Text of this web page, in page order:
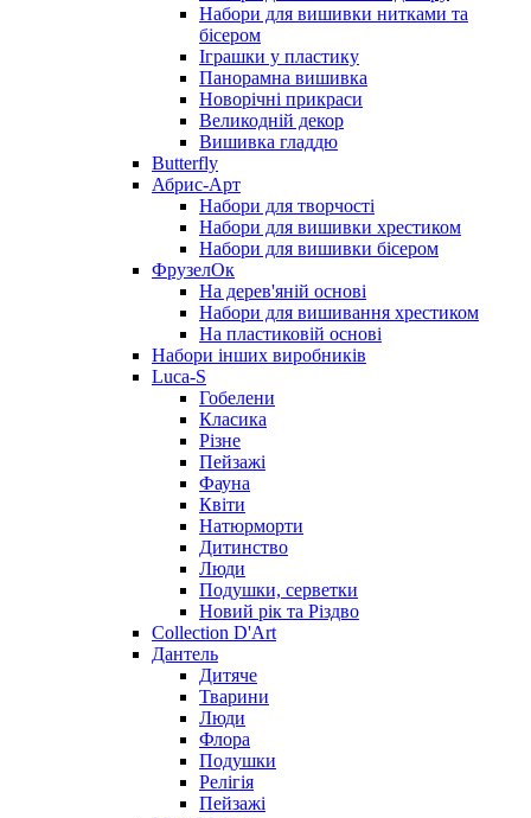
Набори для вишивки нитками та
бісером
Іграшки у пластику
Панорамна вишивка
Новорічні прикраси
Великодній декор
Вишивка гладдю
Butterfly
Абрис-Арт
Набори для творчості
Набори для вишивки хрестиком
Набори для вишивки бісером
ФрузелОк
На дерев'яній основі
Набори для вишивання хрестиком
На пластиковій основі
Набори інших виробників
Luca-S
Гобелени
Класика
Різне
Пейзажі
Фауна
Квіти
Натюрморти
Дитинство
Люди
Подушки, серветки
Новий рік та Різдво
Collection D'Art
Дантель
Дитяче
Тварини
Люди
Флора
Подушки
Релігія
Пейзажі